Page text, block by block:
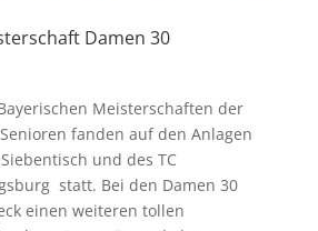
Damen 30
Meisterschaften der
fanden auf den Anlagen
und des TC
statt. Bei den Damen 30
einen weiteren tollen